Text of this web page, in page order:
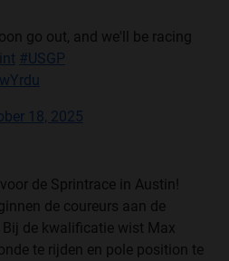
go out, and we'll be racing
#USGP
18, 2025
de Sprintrace in Austin!
de coureurs aan de
de kwalificatie wist Max
te rijden en pole position te